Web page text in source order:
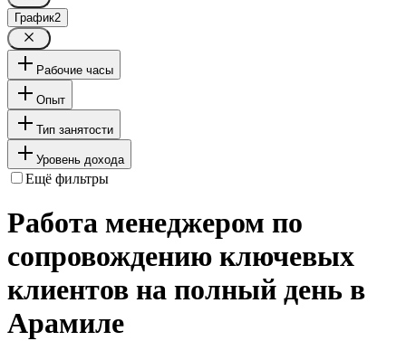
График2
Рабочие часы
Опыт
Тип занятости
Уровень дохода
Ещё фильтры
Работа менеджером по
сопровождению ключевых
клиентов на полный день в
Арамиле